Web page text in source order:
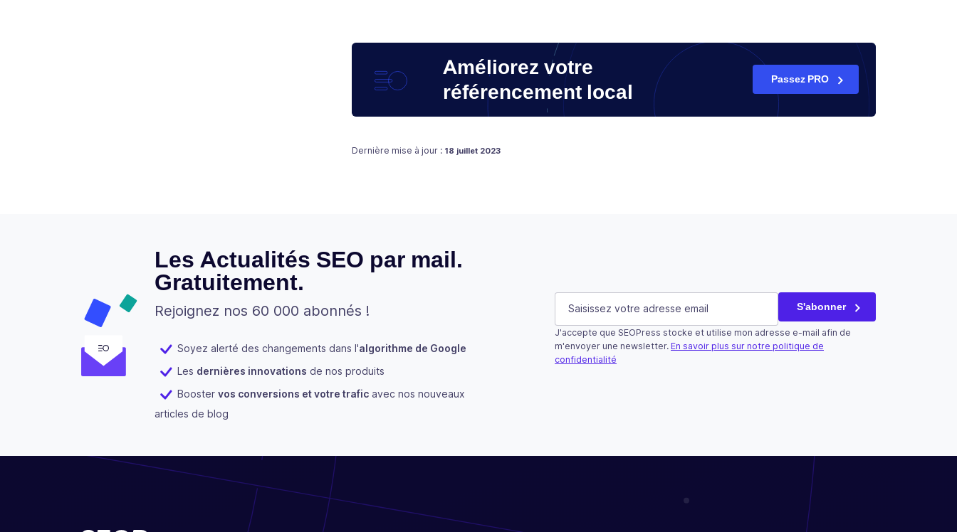
Améliorez votre
référencement local
Passez PRO
Dernière mise à jour : Publié le
21 janvier 2021
18 juillet 2023
Les Actualités SEO par mail.
Gratuitement.
Rejoignez nos 60 000 abonnés !
Soyez alerté des changements dans l'algorithme de Google
Les dernières innovations de nos produits
Booster vos conversions et votre trafic avec nos nouveaux
articles de blog
Company
Ce champ n’est utilisé qu’à des fins de validation et devrait rester inchangé.
E-mail (Nécessaire) S'abonner
J'accepte que SEOPress stocke et utilise mon adresse e-mail afin de
m'envoyer une newsletter. En savoir plus sur notre politique de
confidentialité